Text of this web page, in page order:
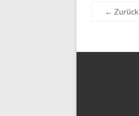
← Zurück